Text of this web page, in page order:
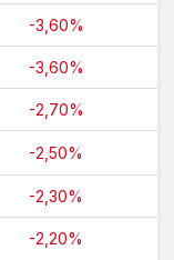
-3,60%
-3,60%
-2,70%
-2,50%
-2,30%
-2,20%